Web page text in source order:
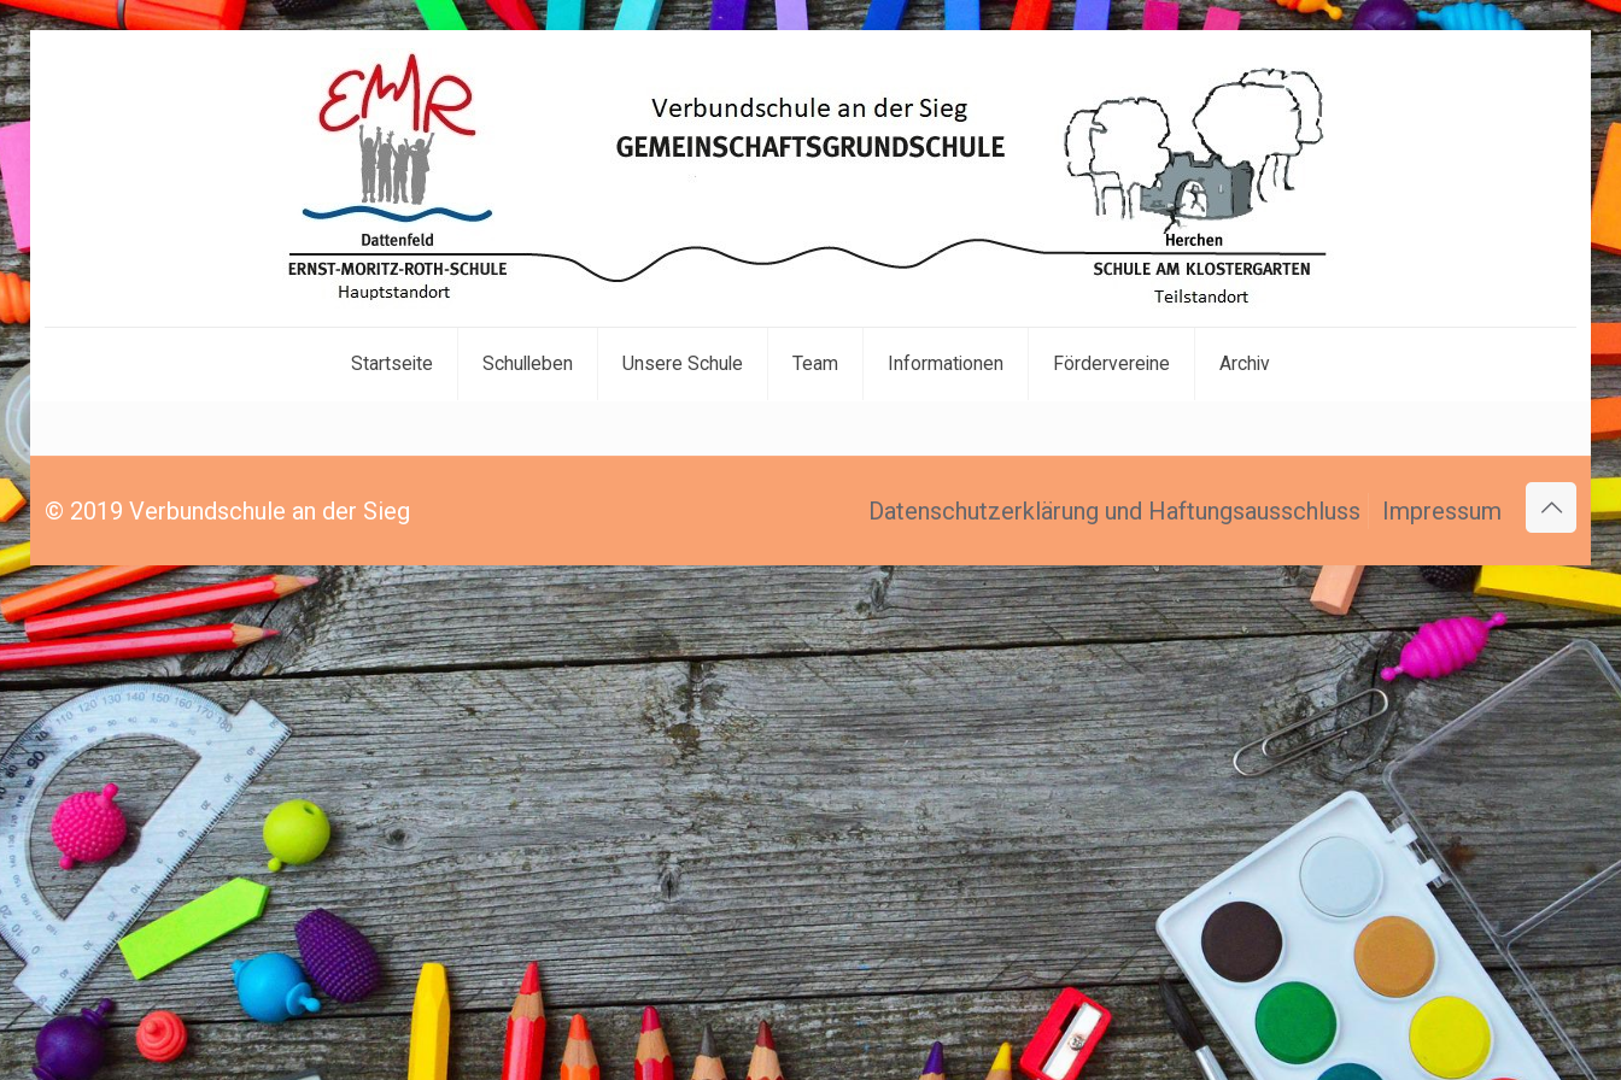
Startseite Schulleben Unsere Schule Team Informationen Fördervereine Archiv
© 2019 Verbundschule an der Sieg Datenschutzerklärung und Haftungsausschluss Impressum